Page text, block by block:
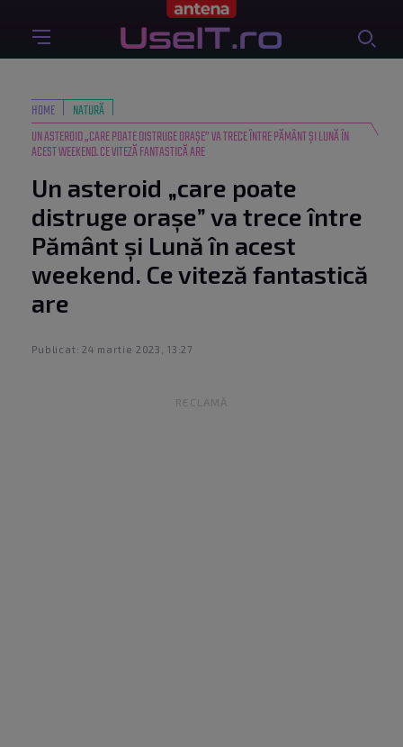
HOME
NATURĂ
UN ASTEROID „CARE POATE DISTRUGE ORAȘE” VA TRECE ÎNTRE PĂMÂNT ȘI LUNĂ ÎN
ACEST WEEKEND. CE VITEZĂ FANTASTICĂ ARE
Un asteroid „care poate
distruge orașe” va trece între
Pământ și Lună în acest
weekend. Ce viteză fantastică
are
Publicat: 24 martie 2023, 13:27
RECLAMĂ